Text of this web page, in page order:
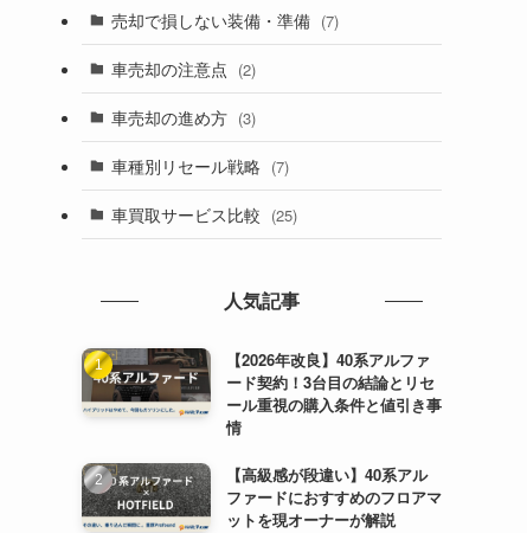
売却で損しない装備・準備 (7)
車売却の注意点 (2)
車売却の進め方 (3)
車種別リセール戦略 (7)
車買取サービス比較 (25)
人気記事
【2026年改良】40系アルファ
ード契約！3台目の結論とリセ
ール重視の購入条件と値引き事
情
【高級感が段違い】40系アル
ファードにおすすめのフロアマ
ットを現オーナーが解説